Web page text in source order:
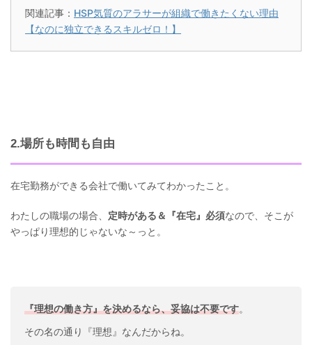
関連記事： HSP気質のアラサーが組織で働きたくない理由
【なのに独立できるスキルゼロ！】
2.場所も時間も自由
在宅勤務ができる会社で働いてみてわかったこと。
わたしの職場の場合、 定時がある＆『在宅』必須なので、そこが
やっぱり理想的じゃないな～っと。
『理想の働き方』を決めるなら、妥協は不要です。
その名の通り『理想』なんだからね。